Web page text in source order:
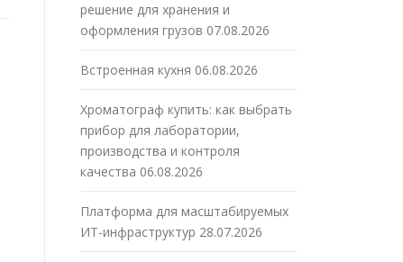
решение для хранения и
оформления грузов 07.08.2026
Встроенная кухня 06.08.2026
Хроматограф купить: как выбрать
прибор для лаборатории,
производства и контроля
качества 06.08.2026
Платформа для масштабируемых
ИТ-инфраструктур 28.07.2026